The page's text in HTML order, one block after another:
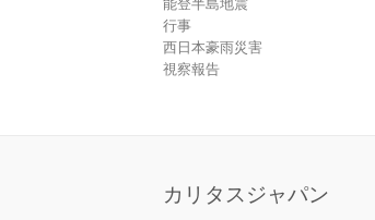
能登半島地震
行事
西日本豪雨災害
視察報告
カリタスジャパン